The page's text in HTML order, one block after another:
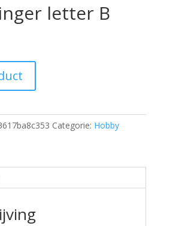
letter B
Categorie: Hobby